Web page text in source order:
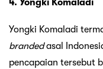
4. Yongki Komaladi
Yongki Komaladi
brandedasal
pencapaian tersebut